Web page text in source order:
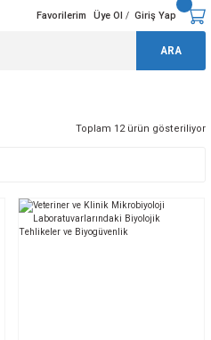
ARA
Favorilerim Üye Ol / Giriş Yap
Toplam 12 ürün gösteriliyor